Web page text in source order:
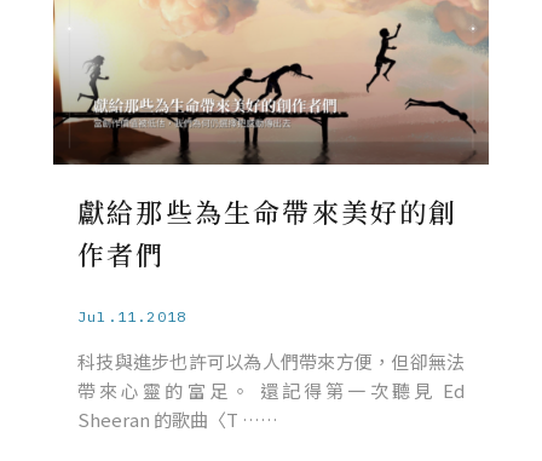
獻給那些為生命帶來美好的創
作者們
Jul.11.2018
科技與進步也許可以為人們帶來方便，但卻無法
帶來心靈的富足。 還記得第一次聽見 Ed
Sheeran 的歌曲〈T ……